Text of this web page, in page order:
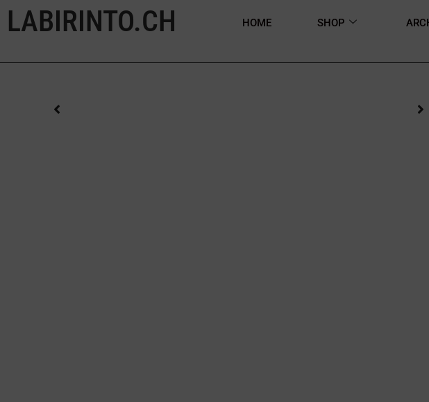
LABIRINTO.CH HOME SHOP